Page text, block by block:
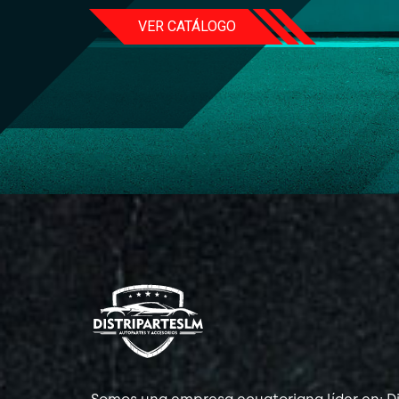
VER CATÁLOGO